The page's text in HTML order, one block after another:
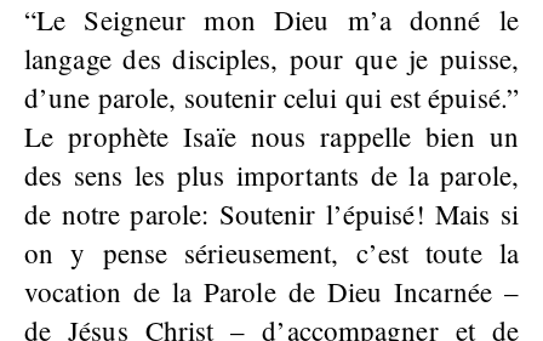
“Le Seigneur mon Dieu m’a donné le
langage des disciples, pour que je puisse,
d’une parole, soutenir celui qui est épuisé.”
Le prophète Isaïe nous rappelle bien un
des sens les plus importants de la parole,
de notre parole: Soutenir l’épuisé! Mais si
on y pense sérieusement, c’est toute la
vocation de la Parole de Dieu Incarnée –
de Jésus Christ – d’accompagner et de